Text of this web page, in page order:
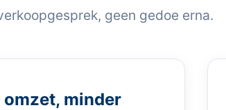
geen gedoe erna.
omzet, minder